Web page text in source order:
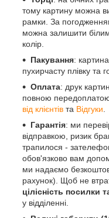
тому картину можна
рамки. За
можна залишити
колір.
Пакування:
пухирчасту плівку та
Оплата: друк
повною
від клієнтів та Відгуки.
Гарантія: ми
відправкою, ризик
трапилося -
обов'язково вам
ми надаємо
рахунок). Щоб не
цілісність посилки
у відділенні.